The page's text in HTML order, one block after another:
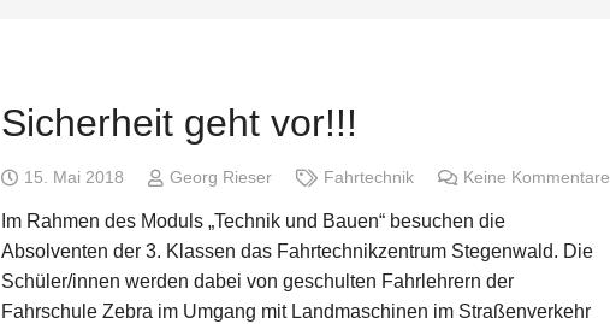
Sicherheit geht vor!!!
15. Mai 2018 Georg Rieser Fahrtechnik Keine Kommentare
Im Rahmen des Moduls „Technik und Bauen“ besuchen die
Absolventen der 3. Klassen das Fahrtechnikzentrum Stegenwald. Die
Schüler/innen werden dabei von geschulten Fahrlehrern der
Fahrschule Zebra im Umgang mit Landmaschinen im Straßenverkehr